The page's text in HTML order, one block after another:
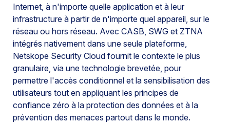
Internet, à n'importe quelle application et à leur
infrastructure à partir de n'importe quel appareil, sur le
réseau ou hors réseau. Avec CASB, SWG et ZTNA
intégrés nativement dans une seule plateforme,
Netskope Security Cloud fournit le contexte le plus
granulaire, via une technologie brevetée, pour
permettre l'accès conditionnel et la sensibilisation des
utilisateurs tout en appliquant les principes de
confiance zéro à la protection des données et à la
prévention des menaces partout dans le monde.